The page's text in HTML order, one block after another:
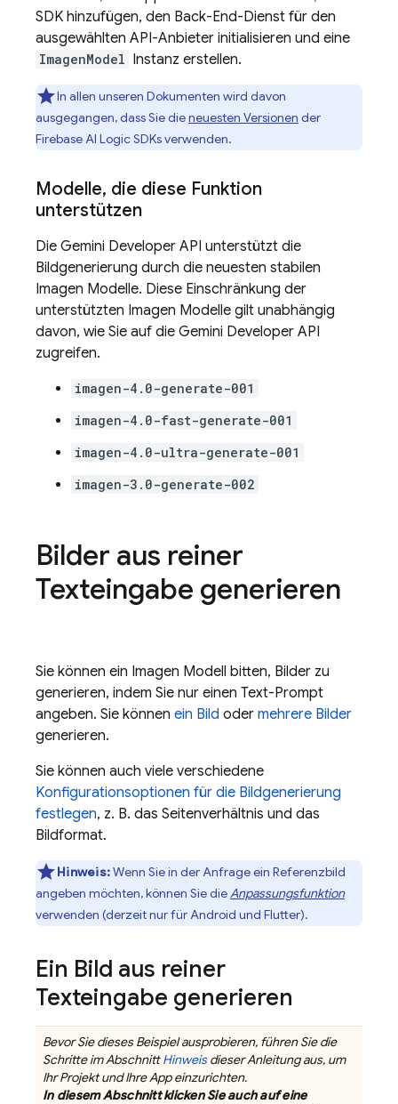
SDK hinzufügen, den Back-End-Dienst für den
ausgewählten API-Anbieter initialisieren und eine
ImagenModel Instanz erstellen.
In allen unseren Dokumenten wird davon
ausgegangen, dass Sie dieneuesten Versionen der
Firebase AI LogicSDKs verwenden.
Modelle, die diese Funktion
unterstützen
Die Gemini Developer API unterstützt die
Bildgenerierung durch die neuesten stabilen
Imagen Modelle. Diese Einschränkung der
unterstützten Imagen Modelle gilt unabhängig
davon, wie Sie auf die Gemini Developer API
zugreifen.
imagen-4.0-generate-001
imagen-4.0-fast-generate-001
imagen-4.0-ultra-generate-001
imagen-3.0-generate-002
Bilder aus reiner
Texteingabe generieren
Sie können ein Imagen Modell bitten, Bilder zu
generieren, indem Sie nur einen Text-Prompt
angeben. Sie können ein Bild oder mehrere Bilder
generieren.
Sie können auch viele verschiedene
Konfigurationsoptionen für die Bildgenerierung
festlegen, z. B. das Seitenverhältnis und das
Bildformat.
Hinweis:Wenn Sie in der Anfrage ein Referenzbild
angeben möchten, können Sie dieAnpassungsfunktion
verwenden (derzeit nur für Android und Flutter).
Ein Bild aus reiner
Texteingabe generieren
Bevor Sie dieses Beispiel ausprobieren, führen Sie die
Schritte im AbschnittHinweisdieser Anleitung aus, um
Ihr Projekt und Ihre App einzurichten.
In diesem Abschnitt klicken Sie auch auf eine